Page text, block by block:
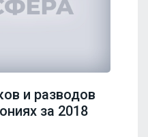
и разводов
за 2018